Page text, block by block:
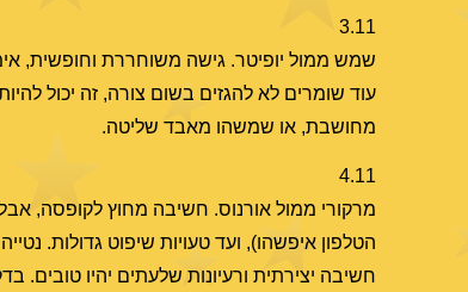
3.11
שמש ממול יופיטר. גישה משוחררת וחופשית,
עוד שומרים לא להגזים בשום צורה, זה יכול
מחושבת, או שמשהו מאבד שליטה.
4.11
מרקורי ממול אורנוס. חשיבה מחוץ לקופסה,
הטלפון איפשהו), ועד טעויות שיפוט גדולות.
חשיבה יצירתית ורעיונות שלעתים יהיו טובים.